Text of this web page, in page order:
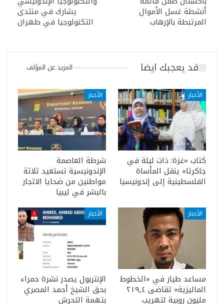
أنشطة غسل الأموال
المرتبطة بالإرهاب
يشارك في منتدى
التكنولوجيا في طهران
قد يعجبك ايضا المزيد عن المؤلف
الأخبار
كتاب «غزة: ذات ليلة في
جاكرتا» ينقل المأساة
الفلسطينية إلى إندونيسيا
الأخبار
شرطة العاصمة
الإندونيسية تستعيد ثلاثة
مواطنين من ضحايا الاتجار
بالبشر في ليبيا
الأخبار
مساعد طيار في «الخطوط
الماليزية» تقاضى ٢١٩٫٤
مليون روبية لتهريب
الأخبار
الإنتربول يصدر نشرة حمراء
بحق الشيخ أحمد المصري
بتهمة التحرش